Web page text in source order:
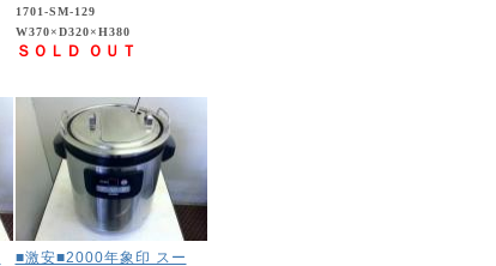
1701-SM-129
W370×D320×H380
ＳＯＬＤ ＯＵＴ
■激安■2000年象印 スー